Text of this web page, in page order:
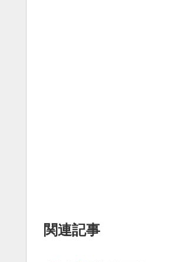
関連記事